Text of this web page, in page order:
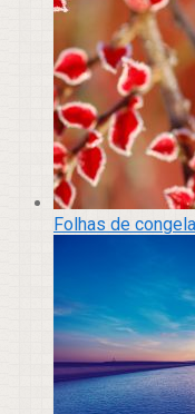
Folhas de